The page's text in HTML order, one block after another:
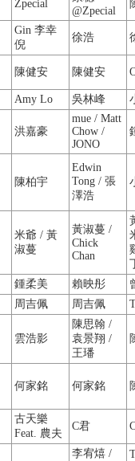
Zpecial
@Zpecial
Gin 李幸
倪
徐浩
陳健安 陳健安
Amy Lo 吳林峰
洪嘉豪
mue / Matt
Chow /
JONO
陳柏宇
Edwin
Tong / 張
澤浩
米爺 / 黃
淑蔓
黃淑蔓 /
Chick
Chan
鍾柔美 賴映彤
周吉佩 周吉佩
雲浩影
陳思翰 /
袁景翔 /
王璠
何家銘 何家銘
古天樂
Feat. 農夫
C君
李宥熺 /